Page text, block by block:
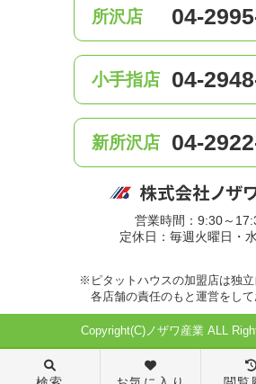
所沢店 04-
小手指店 04-
新所沢店 04-
営業時間：9:30～
定休日：毎週火曜日・
※ピタットハウスの加盟店は独立
各店舗の責任のもと運営をして
Copyright(C)ノザワ産業 ALL